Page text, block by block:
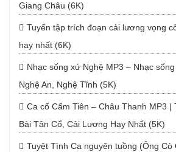
Giang Châu (6K)
Tuyển tập trích đoạn cải lương vọng
hay nhất (6K)
Nhạc sống xứ Nghệ MP3 – Nhạc
Nghệ An, Nghệ Tĩnh (5K)
Ca cổ Cẩm Tiên – Châu Thanh MP3 |
Bài Tân Cổ, Cải Lương Hay Nhất (5K)
Tuyệt Tình Ca nguyên tuồng (Ông Cò